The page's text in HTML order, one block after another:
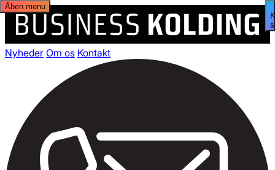
Nyheder Om os Kontakt
Åben menu